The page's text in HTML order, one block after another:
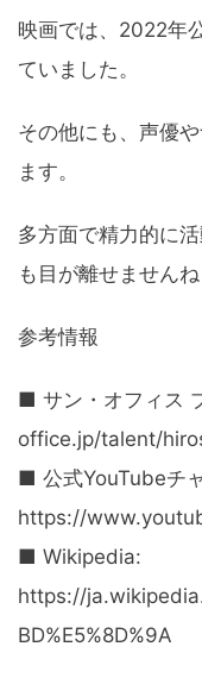
映画では、2022年
ていました。
その他にも、声優
ます。
多方面で精力的に
も目が離せませんね
参考情報
■ サン・オフィス
office.jp/talent/
■ 公式YouTubeチ
https://
■ Wikipedia:
https://
BD%E5%8D%9A